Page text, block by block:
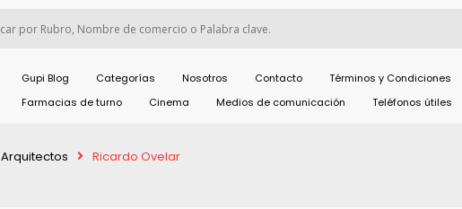
Gupi Blog Categorías Nosotros Contacto
Términos y Condiciones
Farmacias de turno
Cinema Medios de comunicación Teléfonos útiles
Arquitectos Ricardo Ovelar